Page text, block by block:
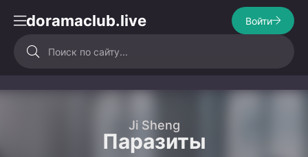
doramaclub.live Войти
Ji Sheng
Паразиты